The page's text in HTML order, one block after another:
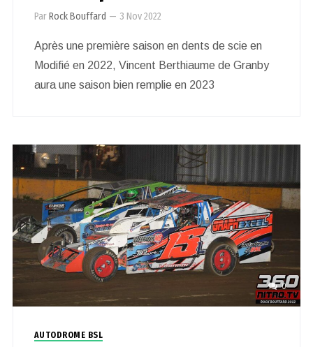
ParRock Bouffard — 3 Nov 2022
Après une première saison en dents de scie en
Modifié en 2022, Vincent Berthiaume de Granby
aura une saison bien remplie en 2023
0
AUTODROME BSL